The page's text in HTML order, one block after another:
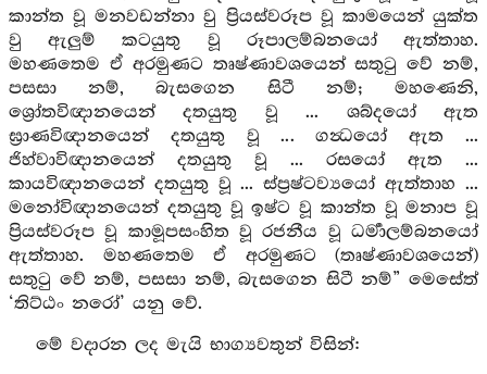
කාන්ත වූ මනවඩන්නා වු ප්‍රියස්වරූප වූ කාමයෙන් යුක්ත
වු ඇලුම් කටයුතු වූ රූපාලම්බනයෝ ඇත්තාහ.
මහණතෙම ඒ අරමුණට තෘෂ්ණාවශයෙන් සතුටු වේ නම්,
පසසා නම්, බැසගෙන සිටී නම්; මහණෙනි,
ශ්‍රෝතවිඥානයෙන් දතයුතු වූ ... ශබ්දයෝ ඇත
ඝ්‍රාණවිඥානයෙන් දතයුතු වූ ... ගන්‍ධයෝ ඇත ...
ජිහ්වාවිඥානයෙන් දතයුතු වූ ... රසයෝ ඇත ...
කායවිඥානයෙන් දතයුතු වූ ... ස්ප්‍රෂ්ටව්‍යයෝ ඇත්තාහ ...
මනෝවිඥානයෙන් දතයුතු වූ ඉෂ්ට වූ කාන්ත වූ මනාප වූ
ප්‍රියස්වරූප වූ කාමූපසංහිත වූ රජනීය වූ ධර්‍මාලම්බනයෝ
ඇත්තාහ. මහණතෙම ඒ අරමුණට (තෘෂ්ණාවශයෙන්)
සතුටු වේ නම්, පසසා නම්, බැසගෙන සිටී නම්” මෙසේත්
‘තිට්ඨං නරෝ’ යනු වේ.
මේ වදාරන ලද මැයි භාග්‍යවතුන් විසින්: